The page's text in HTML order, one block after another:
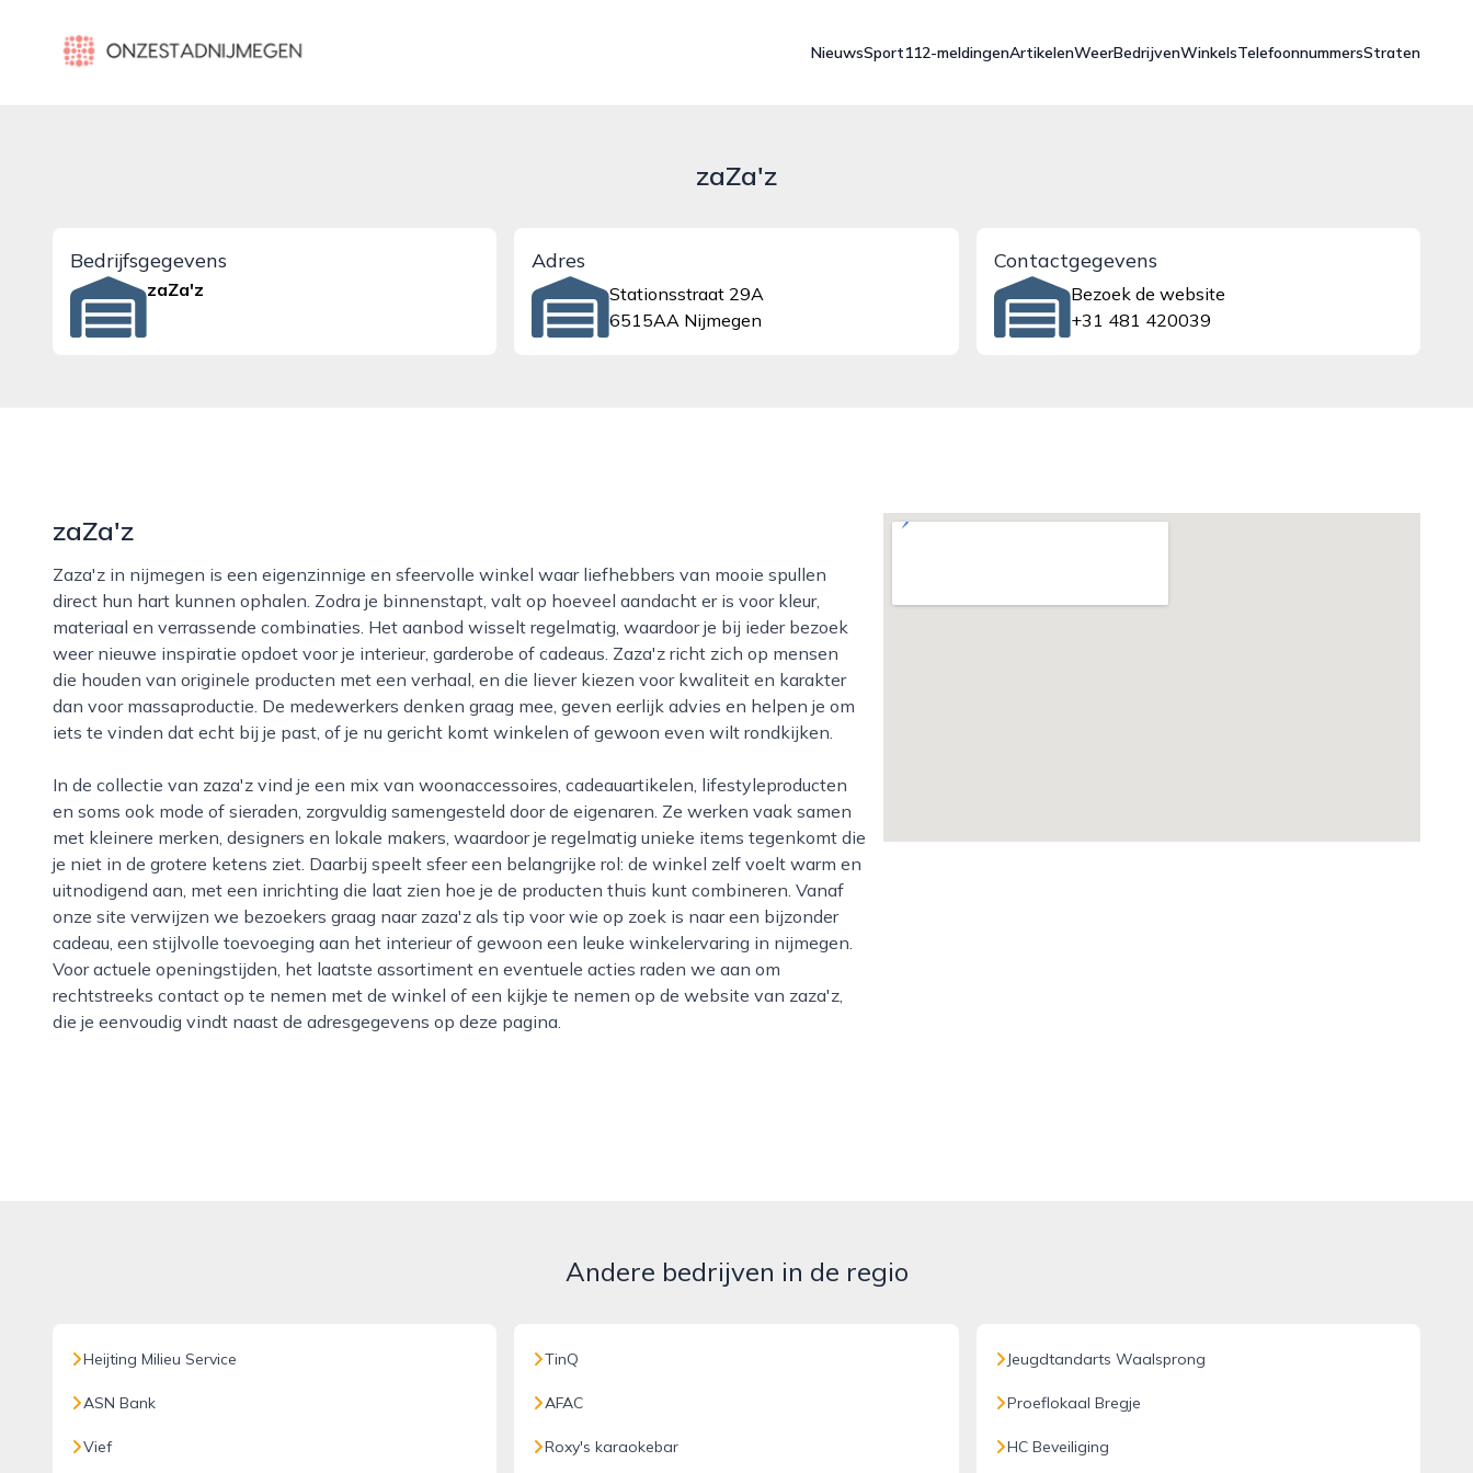
onzestadnijmegen.nl
NieuwsSport112-meldingenArtikelenWeerBedrijvenWinkelsTelefoonnummersStraten
zaZa'z
Bedrijfsgegevens
zaZa'z
Adres
Stationsstraat 29A
6515AA Nijmegen
Contactgegevens
Bezoek de website
+31 481 420039
zaZa'z
Zaza'z in nijmegen is een eigenzinnige en sfeervolle winkel waar liefhebbers van mooie spullen
direct hun hart kunnen ophalen. Zodra je binnenstapt, valt op hoeveel aandacht er is voor kleur,
materiaal en verrassende combinaties. Het aanbod wisselt regelmatig, waardoor je bij ieder bezoek
weer nieuwe inspiratie opdoet voor je interieur, garderobe of cadeaus. Zaza'z richt zich op mensen
die houden van originele producten met een verhaal, en die liever kiezen voor kwaliteit en karakter
dan voor massaproductie. De medewerkers denken graag mee, geven eerlijk advies en helpen je om
iets te vinden dat echt bij je past, of je nu gericht komt winkelen of gewoon even wilt rondkijken.
In de collectie van zaza'z vind je een mix van woonaccessoires, cadeauartikelen, lifestyleproducten
en soms ook mode of sieraden, zorgvuldig samengesteld door de eigenaren. Ze werken vaak samen
met kleinere merken, designers en lokale makers, waardoor je regelmatig unieke items tegenkomt die
je niet in de grotere ketens ziet. Daarbij speelt sfeer een belangrijke rol: de winkel zelf voelt warm en
uitnodigend aan, met een inrichting die laat zien hoe je de producten thuis kunt combineren. Vanaf
onze site verwijzen we bezoekers graag naar zaza'z als tip voor wie op zoek is naar een bijzonder
cadeau, een stijlvolle toevoeging aan het interieur of gewoon een leuke winkelervaring in nijmegen.
Voor actuele openingstijden, het laatste assortiment en eventuele acties raden we aan om
rechtstreeks contact op te nemen met de winkel of een kijkje te nemen op de website van zaza'z,
die je eenvoudig vindt naast de adresgegevens op deze pagina.
Andere bedrijven in de regio
Heijting Milieu Service
ASN Bank
Vief
TinQ
AFAC
Roxy's karaokebar
Jeugdtandarts Waalsprong
Proeflokaal Bregje
HC Beveiliging